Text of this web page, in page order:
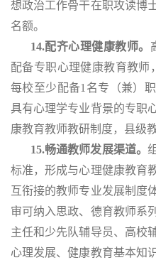
想政治工作骨干在职攻读博
名额。
14.配齐心理健康教师。
配备专职心理健康教育教师
每校至少配备1名专（兼）
具有心理学专业背景的专职
康教育教师教研制度，县级
15.畅通教师发展渠道。
标准，形成与心理健康教育
互衔接的教师专业发展制度
审可纳入思政、德育教师系
主任和少先队辅导员、高校
心理发展、健康教育基本知